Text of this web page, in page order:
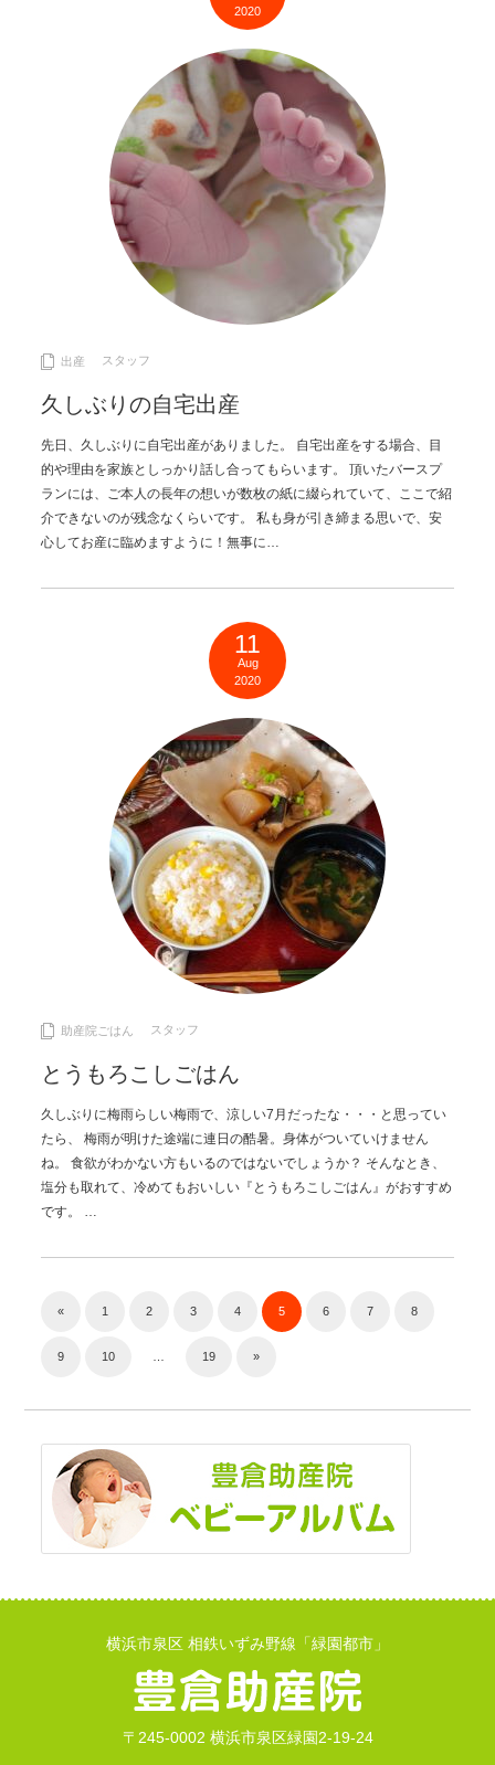
2020
出産 スタッフ
久しぶりの自宅出産
先日、久しぶりに自宅出産がありました。 自宅出産をする場合、目
的や理由を家族としっかり話し合ってもらいます。 頂いたバースプ
ランには、ご本人の長年の想いが数枚の紙に綴られていて、ここで紹
介できないのが残念なくらいです。 私も身が引き締まる思いで、安
心してお産に臨めますように！無事に…
11
Aug
2020
助産院ごはん スタッフ
とうもろこしごはん
久しぶりに梅雨らしい梅雨で、涼しい7月だったな・・・と思ってい
たら、 梅雨が明けた途端に連日の酷暑。身体がついていけません
ね。 食欲がわかない方もいるのではないでしょうか？ そんなとき、
塩分も取れて、冷めてもおいしい『とうもろこしごはん』がおすすめ
です。 …
« 1 2 3 4 5 6 7 8
9 10 19 »
横浜市泉区 相鉄いずみ野線「緑園都市」
〒245-0002 横浜市泉区緑園2-19-24